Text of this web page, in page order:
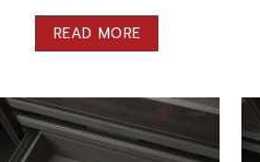
READ MORE